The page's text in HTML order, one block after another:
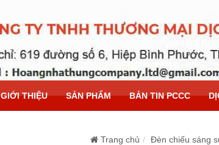
GIỚI THIỆU SẢN PHẨM BẢN TIN PCCC
Trang chủ Đèn chiếu sáng